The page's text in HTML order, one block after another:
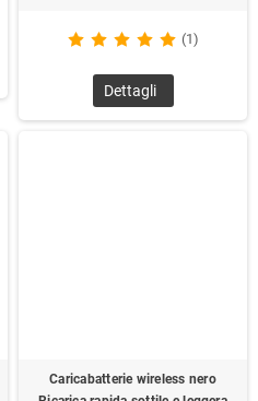
(1)
Dettagli
Caricabatterie wireless nero